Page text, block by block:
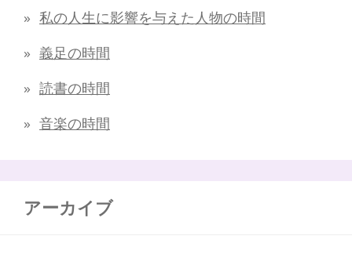
私の人生に影響を与えた人物の時間
義足の時間
読書の時間
音楽の時間
アーカイブ